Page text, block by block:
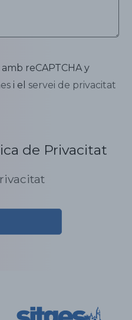
reCAPTCHA y
i el servei de privacitat
de Privacitat